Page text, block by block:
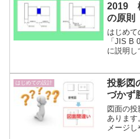
2019
の原則
はじめて
「JIS B
に説明し
すきっか
す。
はじめての設計
投影図
づかず
図面の
あります
メージ